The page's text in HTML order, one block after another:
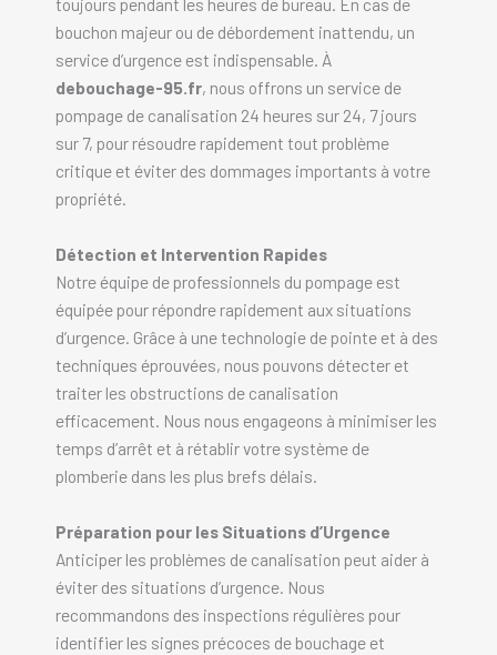
bouchon majeur ou de débordement inattendu, un
service d’urgence est indispensable. À
debouchage-95.fr, nous offrons un service de
pompage de canalisation 24 heures sur 24, 7 jours
sur 7, pour résoudre rapidement tout problème
critique et éviter des dommages importants à votre
propriété.
Détection et Intervention Rapides
Notre équipe de professionnels du pompage est
équipée pour répondre rapidement aux situations
d’urgence. Grâce à une technologie de pointe et à des
techniques éprouvées, nous pouvons détecter et
traiter les obstructions de canalisation
efficacement. Nous nous engageons à minimiser les
temps d’arrêt et à rétablir votre système de
plomberie dans les plus brefs délais.
Préparation pour les Situations d’Urgence
Anticiper les problèmes de canalisation peut aider à
éviter des situations d’urgence. Nous
recommandons des inspections régulières pour
identifier les signes précoces de bouchage et